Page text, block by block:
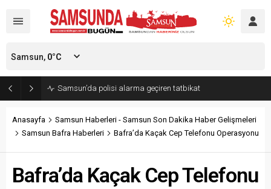
Samsun’da polisi alarma geçiren tatbikat
Samsun, 0°C
Anasayfa
Samsun Haberleri - Samsun Son Dakika Haber Gelişmeleri
Samsun Bafra Haberleri
Bafra’da Kaçak Cep Telefonu Operasyonu
Bafra’da Kaçak Cep Telefonu